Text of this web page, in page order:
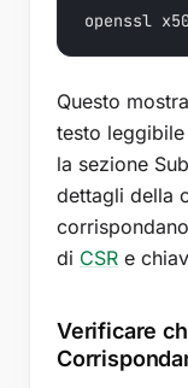
openssl
Questo
testo
la sezione
dettagli della
di CSR e
Verificare